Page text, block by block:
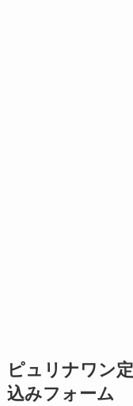
ピュリナワン
込みフォーム